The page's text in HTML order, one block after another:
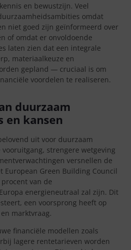
en bewustzijn. Veel
omdat
niet goed zijn geïnformeerd over
of omdat er onvoldoende
laten zien dat een integrale
materiaalkeuze en
gepland — cruciaal is om
voordelen te realiseren.
duurzaam
en kansen
uit voor duurzaam
strengere wetgeving
versnellen de
European Green Building Council
van de
energieneutraal zal zijn. Dit
een voorsprong heeft op
marktvraag.
financiële modellen zoals
lagere rentetarieven worden